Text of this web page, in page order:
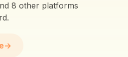
8 other platforms
→